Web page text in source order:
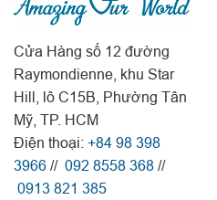
Cửa Hàng số 12 đường
Raymondienne, khu Star
Hill, lô C15B, Phường Tân
Mỹ, TP. HCM
Điện thoại: +84 98 398
3966 // 092 8558 368 //
0913 821 385